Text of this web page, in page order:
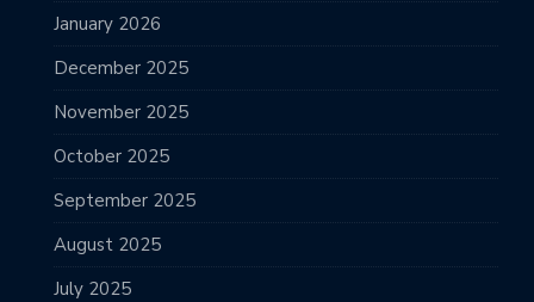
January 2026
December 2025
November 2025
October 2025
September 2025
August 2025
July 2025